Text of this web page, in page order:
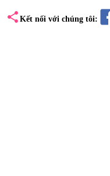
share Kết nối với chúng tôi: